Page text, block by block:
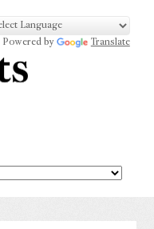
Powered by Translate